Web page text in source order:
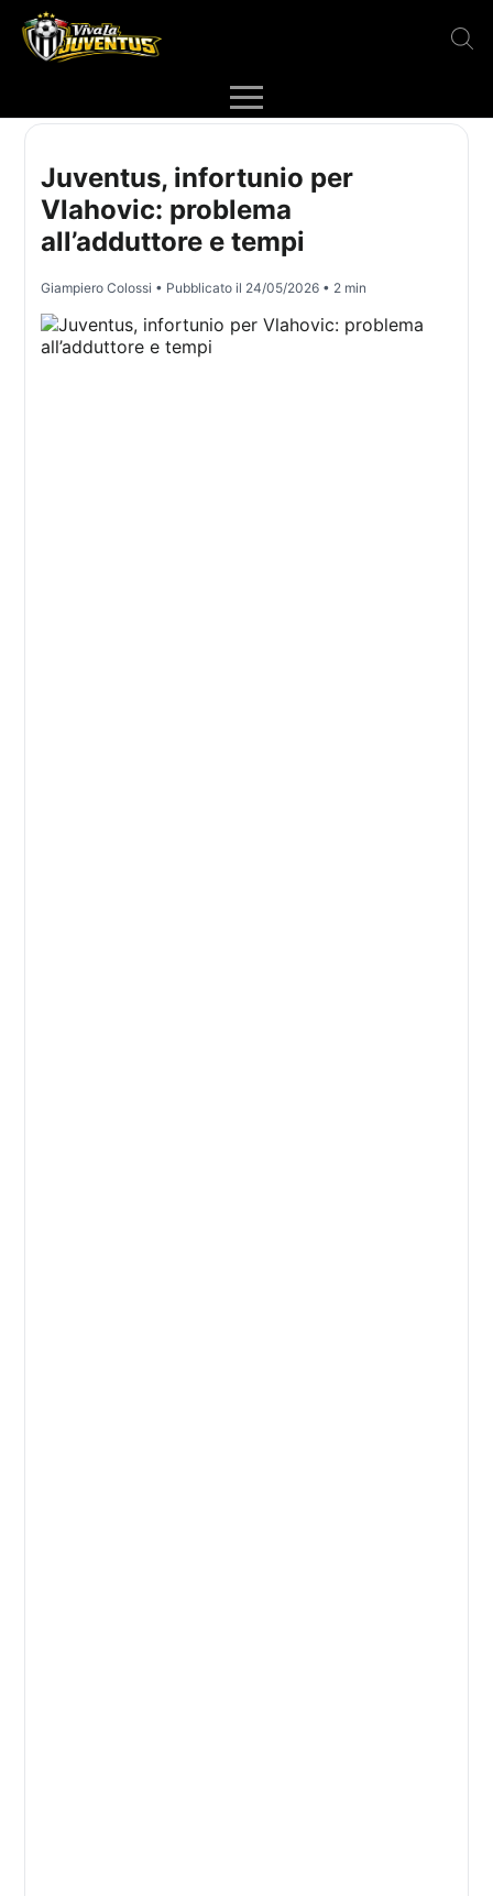
Juventus, infortunio per
Vlahovic: problema
all’adduttore e tempi
Giampiero Colossi • Pubblicato il 24/05/2026 • 2 min